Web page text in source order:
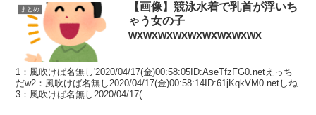
まとめ
【画像】競泳水着で乳首が浮いち
ゃう女の子
wxwxwxwxwxwxwxwxwx
1：風吹けば名無し'2020/04/17(金)00:58:05ID:AseTfzFG0.netえっち
だw2：風吹けば名無し2020/04/17(金)00:58:14ID:61jKqkVM0.netしね
3：風吹けば名無し2020/04/17(...